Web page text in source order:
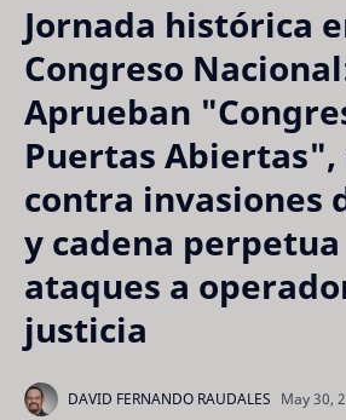
Jornada histórica
Congreso
Aprueban
Puertas Abiertas",
contra invasiones
y cadena
ataques a
justicia